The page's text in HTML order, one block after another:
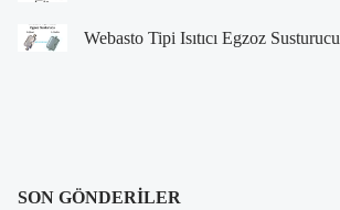
Webasto Tipi Isıtıcı Egzoz Susturucu
SON GÖNDERILER